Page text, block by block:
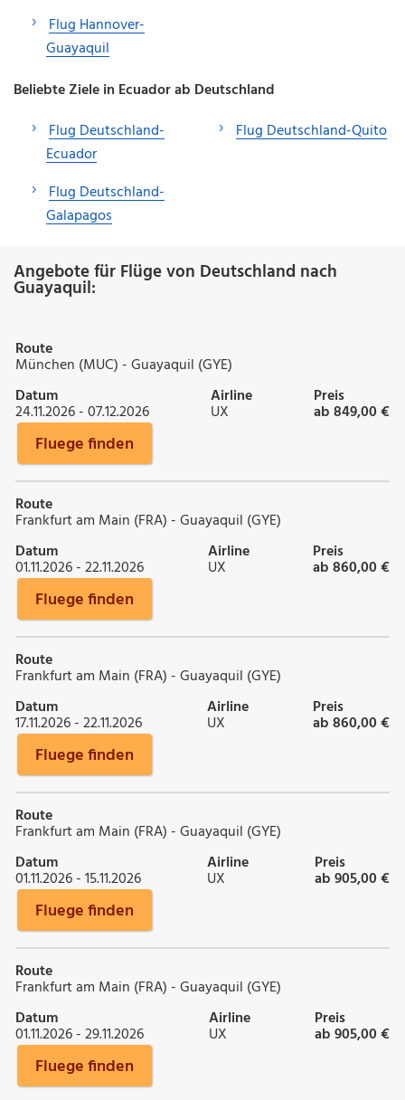
Flug Hannover-
Guayaquil
Beliebte Ziele in Ecuador ab Deutschland
Flug Deutschland-
Ecuador
Flug Deutschland-
Galapagos
Flug Deutschland-Quito
Angebote für Flüge von Deutschland nach
Guayaquil:
Route
München (MUC) - Guayaquil (GYE)
Datum
24.11.2026 - 07.12.2026
Airline
UX
Preis
ab 849,00 €
Fluege finden
Route
Frankfurt am Main (FRA) - Guayaquil (GYE)
Datum
01.11.2026 - 22.11.2026
Airline
UX
Preis
ab 860,00 €
Fluege finden
Route
Frankfurt am Main (FRA) - Guayaquil (GYE)
Datum
17.11.2026 - 22.11.2026
Airline
UX
Preis
ab 860,00 €
Fluege finden
Route
Frankfurt am Main (FRA) - Guayaquil (GYE)
Datum
01.11.2026 - 15.11.2026
Airline
UX
Preis
ab 905,00 €
Fluege finden
Route
Frankfurt am Main (FRA) - Guayaquil (GYE)
Datum
01.11.2026 - 29.11.2026
Airline
UX
Preis
ab 905,00 €
Fluege finden